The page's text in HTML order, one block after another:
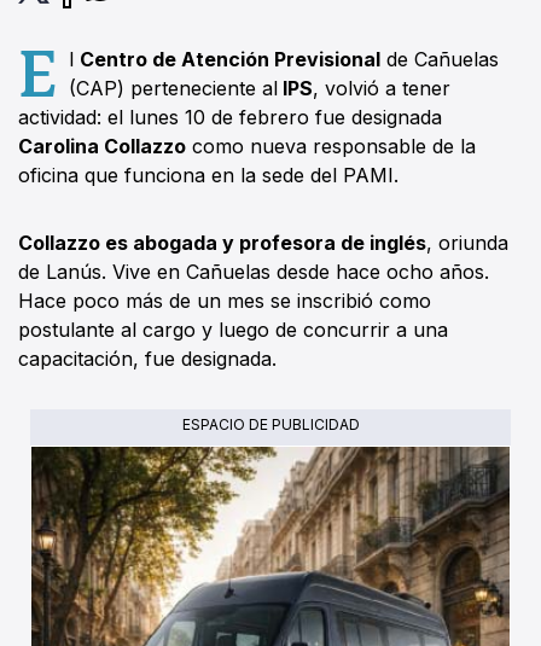
E l Centro de Atención Previsional de Cañuelas
(CAP) perteneciente al IPS, volvió a tener
actividad: el lunes 10 de febrero fue designada
Carolina Collazzo como nueva responsable de la
oficina que funciona en la sede del PAMI.
Collazzo es abogada y profesora de inglés, oriunda
de Lanús. Vive en Cañuelas desde hace ocho años.
Hace poco más de un mes se inscribió como
postulante al cargo y luego de concurrir a una
capacitación, fue designada.
ESPACIO DE PUBLICIDAD